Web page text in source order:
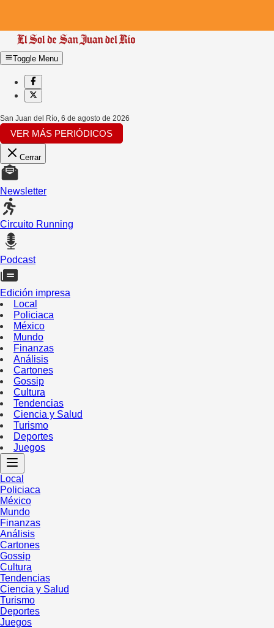
Toggle Menu
San Juan del Río, 6 de agosto de 2026
VER MÁS PERIÓDICOS
Cerrar
Newsletter
Circuito Running
Podcast
Edición impresa
Local
Policiaca
México
Mundo
Finanzas
Análisis
Cartones
Gossip
Cultura
Tendencias
Ciencia y Salud
Turismo
Deportes
Juegos
Local
Policiaca
México
Mundo
Finanzas
Análisis
Cartones
Gossip
Cultura
Tendencias
Ciencia y Salud
Turismo
Deportes
Juegos